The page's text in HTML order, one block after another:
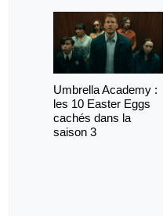
Umbrella Academy :
les 10 Easter Eggs
cachés dans la
saison 3